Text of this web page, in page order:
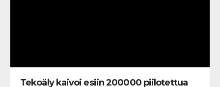
Tekoäly kaivoi esiin 200000 piilotettua